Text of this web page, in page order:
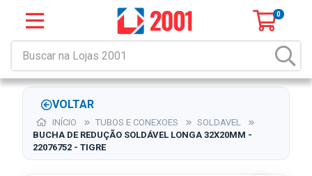
0
VOLTAR
INÍCIO TUBOS E CONEXOES
SOLDAVEL
BUCHA DE REDUÇÃO SOLDÁVEL LONGA 32X20MM -
22076752 - TIGRE